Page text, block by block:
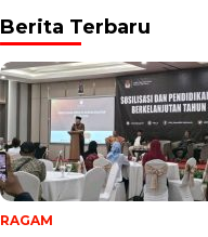
Berita Terbaru
RAGAM